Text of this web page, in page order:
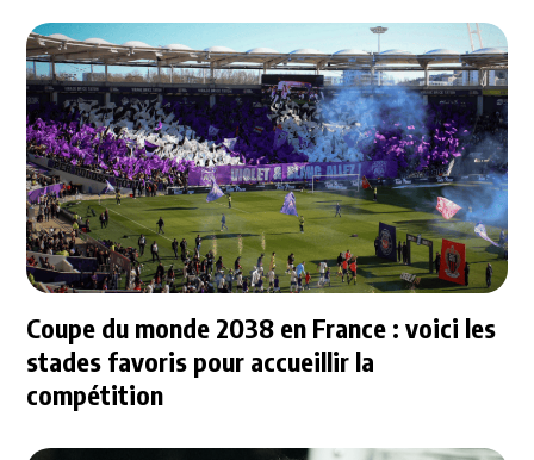
Coupe du monde 2038 en France : voici les
stades favoris pour accueillir la
compétition